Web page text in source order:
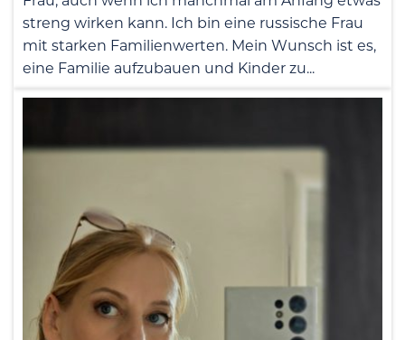
streng wirken kann. Ich bin eine russische Frau
mit starken Familienwerten. Mein Wunsch ist es,
eine Familie aufzubauen und Kinder zu...